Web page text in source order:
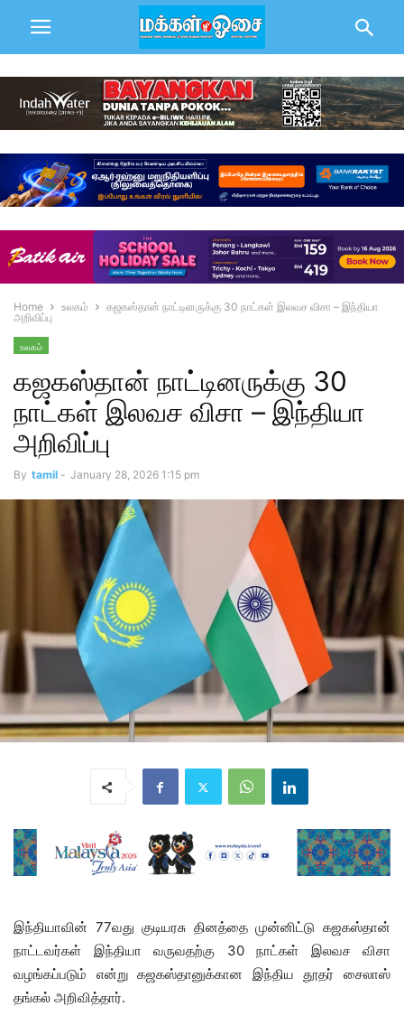
Home உலகம்
கஜகஸ்தான் நாட்டினருக்கு 30 நாட்கள் இலவச விசா – இந்தியா
அறிவிப்பு
உலகம்
கஜகஸ்தான் நாட்டினருக்கு 30
நாட்கள் இலவச விசா – இந்தியா
அறிவிப்பு
By tamil - January 28, 2026 1:15 pm
இந்தியாவின் 77வது குடியரசு தினத்தை முன்னிட்டு கஜகஸ்தான்
நாட்டவர்கள் இந்தியா வருவதற்கு 30 நாட்கள் இலவச விசா
வழங்கப்படும் என்று கஜகஸ்தானுக்கான இந்திய தூதர் சைலாஸ்
தங்கல் அறிவித்தார்.